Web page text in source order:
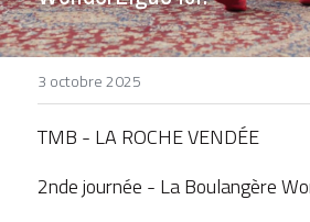
DEVENIR BÉNÉVOLE
3 octobre 2025
TMB - LA ROCHE VENDÉE
2nde journée - La Boulangère